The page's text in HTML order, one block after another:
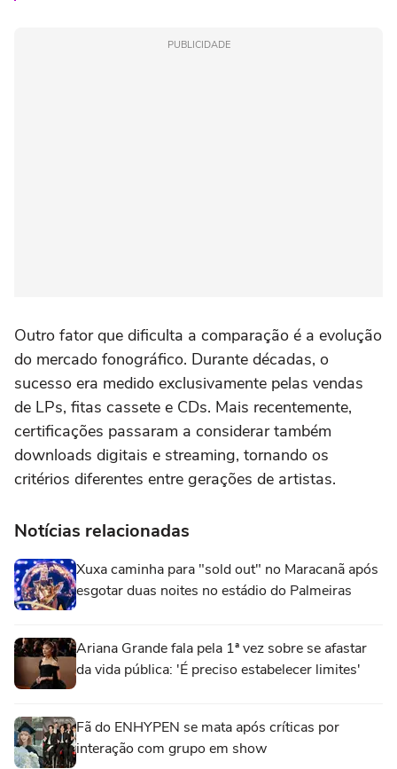
PUBLICIDADE
Outro fator que dificulta a comparação é a evolução
do mercado fonográfico. Durante décadas, o
sucesso era medido exclusivamente pelas vendas
de LPs, fitas cassete e CDs. Mais recentemente,
certificações passaram a considerar também
downloads digitais e streaming, tornando os
critérios diferentes entre gerações de artistas.
Notícias relacionadas
Xuxa caminha para "sold out" no Maracanã após
esgotar duas noites no estádio do Palmeiras
Ariana Grande fala pela 1ª vez sobre se afastar
da vida pública: 'É preciso estabelecer limites'
Fã do ENHYPEN se mata após críticas por
interação com grupo em show